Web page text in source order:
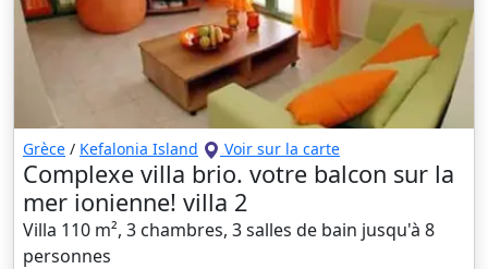
Grèce / Kefalonia Island Voir sur la carte
Complexe villa brio. votre balcon sur la
mer ionienne! villa 2
Villa 110 m², 3 chambres, 3 salles de bain jusqu'à 8
personnes